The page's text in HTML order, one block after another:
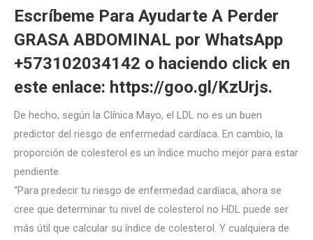
Escríbeme Para Ayudarte A Perder
GRASA ABDOMINAL por WhatsApp
+573102034142 o haciendo click en
este enlace: https://goo.gl/KzUrjs.
De hecho, según la Clínica Mayo, el LDL no es un buen
predictor del riesgo de enfermedad cardíaca. En cambio, la
proporción de colesterol es un índice mucho mejor para estar
pendiente.
“Para predecir tu riesgo de enfermedad cardíaca, ahora se
cree que determinar tu nivel de colesterol no HDL puede ser
más útil que calcular su índice de colesterol. Y cualquiera de